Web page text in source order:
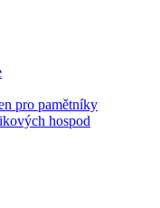
pro pamětníky
hospod